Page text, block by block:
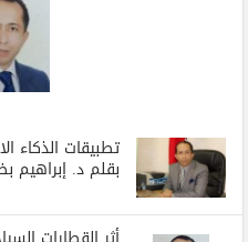
تطبيقات الذكاء
بقلم د. إبراهيم